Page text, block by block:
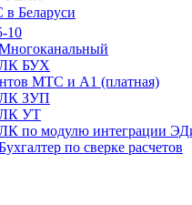
в Беларуси
10
БУХ
МТС и А1 (платная)
ЗУП
УТ
по модулю интеграции
по сверке расчетов